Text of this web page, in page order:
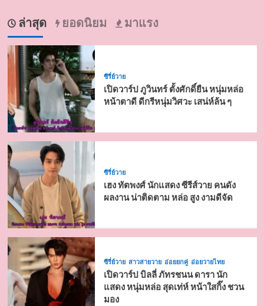
ล่าสุด ยอดนิยม มาแรง
ซีรี่ย์วาย
เปิดวาร์ป ภูวินทร์ ตั้งศักดิ์ยืน หนุ่มหล่อ
หน้าตาดี ดีกรีหนุ่มวิศวะ เสน่ห์ล้น ๆ
ซีรี่ย์วาย
เฮง ทัตพงศ์ นักแสดง ซีรีส์วาย คนดัง
ผลงาน น่าติดตาม หล่อ สูง งามดีจัด
ซีรี่ย์วาย สาวสายวาย อ่อยยกคู่ อ่อยวายไทย
เปิดวาร์ป บิลลี่ ภัทรชนน ดารา นัก
แสดง หนุ่มหล่อ สุดเท่ห์ หน้าใสกิ๊ง ชวน
มอง